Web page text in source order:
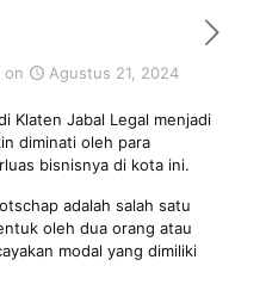
on Agustus 21, 2024
Klaten Jabal Legal menjadi
diminati oleh para
bisnisnya di kota ini.
adalah salah satu
oleh dua orang atau
modal yang dimiliki